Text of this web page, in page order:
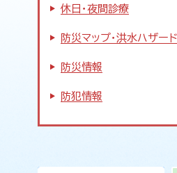
休日・夜間診療
防災マップ・洪水ハザー
防災情報
防犯情報